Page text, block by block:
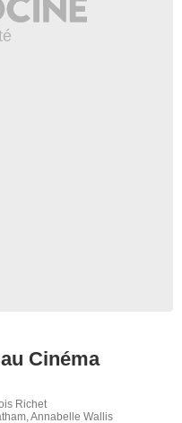
Cinéma
Richet
Annabelle Wallis